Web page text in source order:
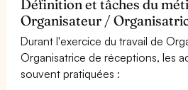
Définition et tâches du
Organisateur /
Durant l'exercice du travail de
Organisatrice de réceptions, les
souvent pratiquées :